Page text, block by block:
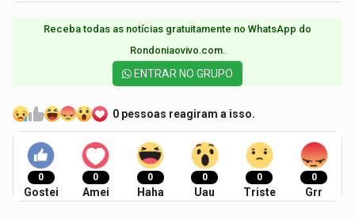
Receba todas as notícias gratuitamente no WhatsApp do
Rondoniaovivo.com.​
ENTRAR NO GRUPO
0 pessoas reagiram a isso.
0
Gostei
0
Amei
0
Haha
0
Uau
0
Triste
0
Grr